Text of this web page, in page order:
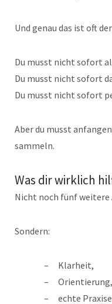
Und genau das ist oft
Du musst nicht sofort
Du musst nicht sofort
Du musst nicht sofort
Aber du musst
sammeln.
Was dir wirklich
Nicht noch fünf weitere
Sondern:
Klarheit,
Orientierung,
echte